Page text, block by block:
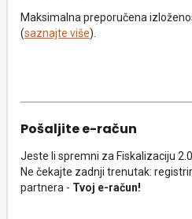
Maksimalna preporučena
(saznajte više).
Pošaljite e-račun
Jeste li spremni za Fiskalizaciju
Ne čekajte zadnji trenutak:
partnera - Tvoj e-račun!